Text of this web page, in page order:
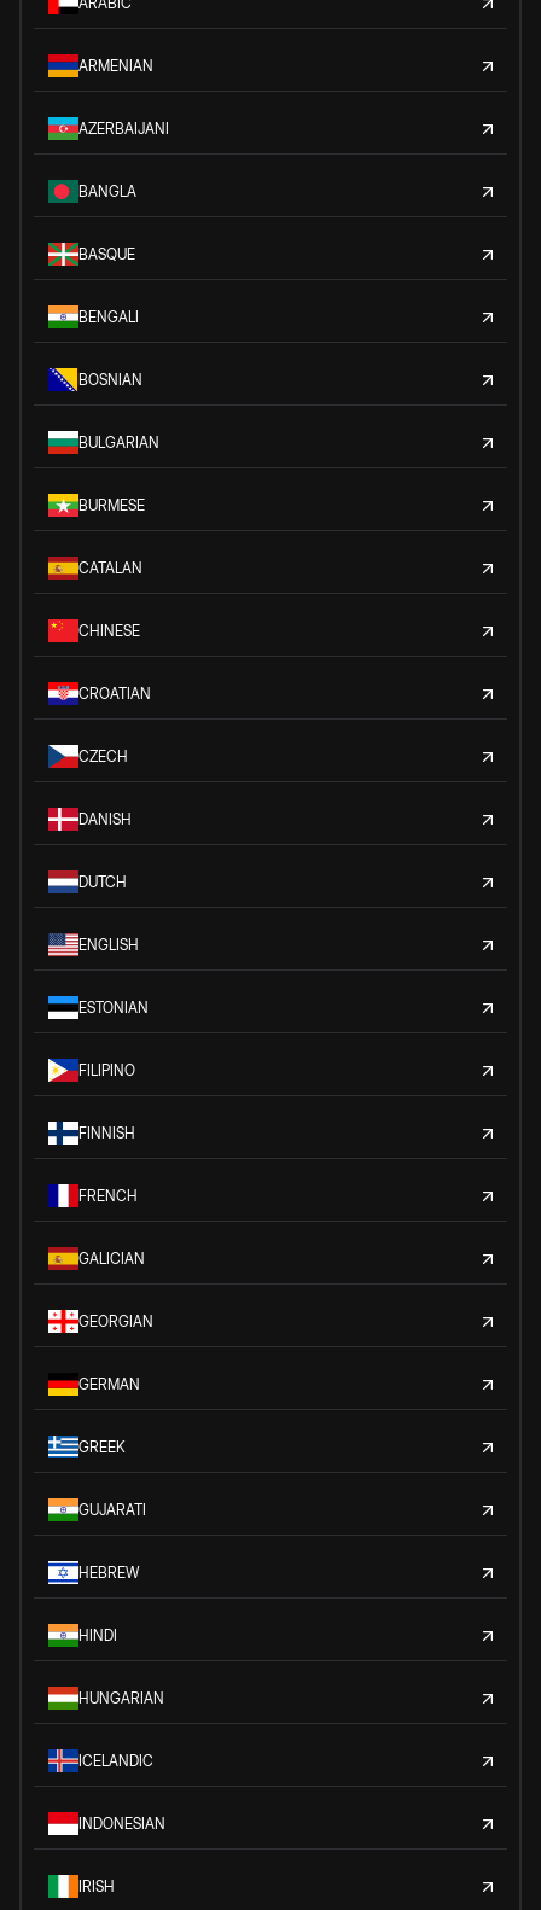
ARMENIAN
AZERBAIJANI
BANGLA
BASQUE
BENGALI
BOSNIAN
BULGARIAN
BURMESE
CATALAN
CHINESE
CROATIAN
CZECH
DANISH
DUTCH
ENGLISH
ESTONIAN
FILIPINO
FINNISH
FRENCH
GALICIAN
GEORGIAN
GERMAN
GREEK
GUJARATI
HEBREW
HINDI
HUNGARIAN
ICELANDIC
INDONESIAN
IRISH